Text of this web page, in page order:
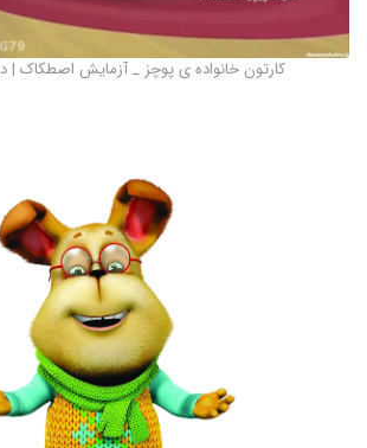
کارتون خانواده ی پوچز _ آزمایش اصطکاک |